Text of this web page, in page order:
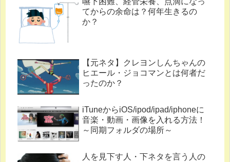
てからの余命は？何年生きるの
か？
【元ネタ】クレヨンしんちゃんの
ヒエール・ジョコマンとは何者だ
ったのか？
iTuneからiOS/ipod/ipad/iphoneに
音楽・動画・画像を入れる方法！
～同期フォルダの場所～
人を見下す人・下ネタを言う人の